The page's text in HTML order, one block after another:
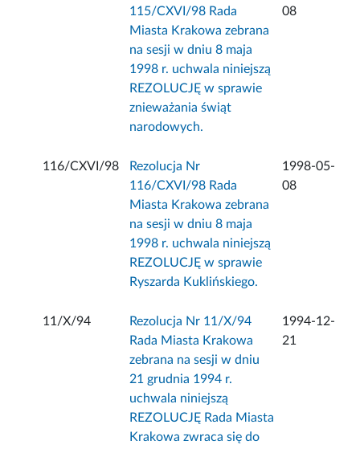
115/CXVI/98 Rada
Miasta Krakowa zebrana
na sesji w dniu 8 maja
1998 r. uchwala niniejszą
REZOLUCJĘ w sprawie
znieważania świąt
narodowych.
08
116/CXVI/98
Rezolucja Nr
116/CXVI/98 Rada
Miasta Krakowa zebrana
na sesji w dniu 8 maja
1998 r. uchwala niniejszą
REZOLUCJĘ w sprawie
Ryszarda Kuklińskiego.
1998-05-
08
11/X/94
Rezolucja Nr 11/X/94
Rada Miasta Krakowa
zebrana na sesji w dniu
21 grudnia 1994 r.
uchwala niniejszą
REZOLUCJĘ Rada Miasta
Krakowa zwraca się do
1994-12-
21